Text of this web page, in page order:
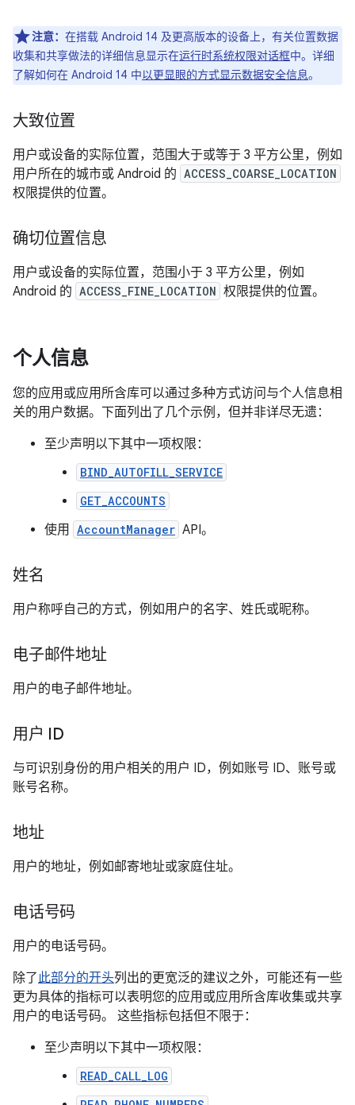
注意： 在搭载 Android 14 及更高版本的设备上，有关位置数据
收集和共享做法的详细信息显示在运行时系统权限对话框中。详细
了解如何在 Android 14 中以更显眼的方式显示数据安全信息。
大致位置
用户或设备的实际位置，范围大于或等于 3 平方公里，例如
用户所在的城市或 Android 的 ACCESS_COARSE_LOCATION
权限提供的位置。
确切位置信息
用户或设备的实际位置，范围小于 3 平方公里，例如
Android 的 ACCESS_FINE_LOCATION 权限提供的位置。
个人信息
您的应用或应用所含库可以通过多种方式访问与个人信息相
关的用户数据。下面列出了几个示例，但并非详尽无遗：
至少声明以下其中一项权限：
BIND_AUTOFILL_SERVICE
GET_ACCOUNTS
使用 AccountManager API。
姓名
用户称呼自己的方式，例如用户的名字、姓氏或昵称。
电子邮件地址
用户的电子邮件地址。
用户 ID
与可识别身份的用户相关的用户 ID，例如账号 ID、账号或
账号名称。
地址
用户的地址，例如邮寄地址或家庭住址。
电话号码
用户的电话号码。
除了此部分的开头列出的更宽泛的建议之外，可能还有一些
更为具体的指标可以表明您的应用或应用所含库收集或共享
用户的电话号码。 这些指标包括但不限于：
至少声明以下其中一项权限：
READ_CALL_LOG